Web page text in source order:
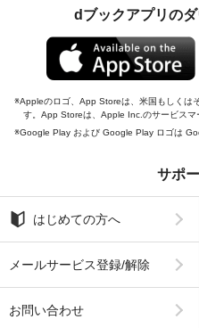
dブックアプリの
Appleのロゴ、App Storeは、米国もしくは
す。App Storeは、Apple Inc.のサービスマ
Google Play および Google Play ロゴは
サポ
はじめての方へ
メールサービス登録/解除
お問い合わせ